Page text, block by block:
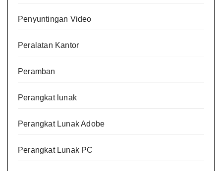
Penyuntingan Video
Peralatan Kantor
Peramban
Perangkat lunak
Perangkat Lunak Adobe
Perangkat Lunak PC